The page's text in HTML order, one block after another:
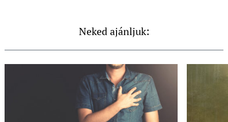
Neked ajánljuk: